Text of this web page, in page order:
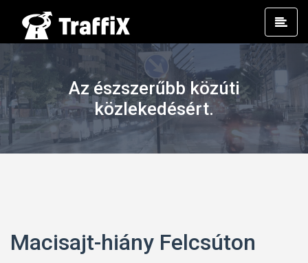
Az észszerűbb közúti
közlekedésért.
Macisajt-hiány Felcsúton